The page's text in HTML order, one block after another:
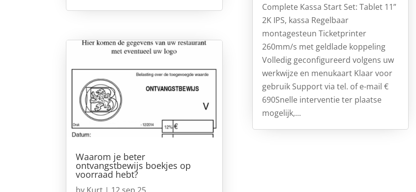
Waarom je beter
ontvangstbewijs boekjes op
voorraad hebt?
Complete Kassa Start Set: Tablet 11”
2K IPS, kassa Regelbaar
montagesteun Ticketprinter
260mm/s met geldlade koppeling
Volledig geconfigureerd volgens uw
werkwijze en menukaart Klaar voor
gebruik Support via tel. of e-mail €
690Snelle interventie ter plaatse
mogelijk,...